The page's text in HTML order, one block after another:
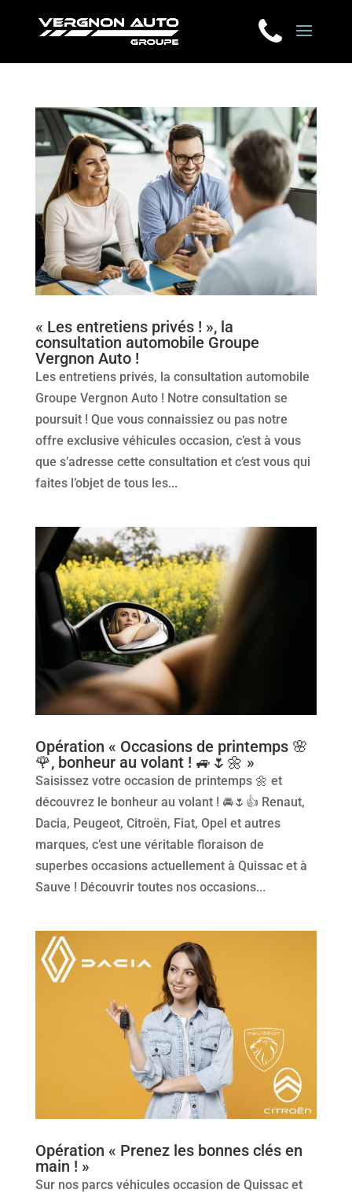
« Les entretiens privés ! », la
consultation automobile Groupe
Vergnon Auto !
Les entretiens privés, la consultation automobile
Groupe Vergnon Auto ! Notre consultation se
poursuit ! Que vous connaissiez ou pas notre
offre exclusive véhicules occasion, c’est à vous
que s’adresse cette consultation et c’est vous qui
faites l’objet de tous les...
Opération « Occasions de printemps 🌸
🌹, bonheur au volant ! 🚙🌷🌼 »
Saisissez votre occasion de printemps 🌼 et
découvrez le bonheur au volant ! 🚘🌷👍 Renaut,
Dacia, Peugeot, Citroën, Fiat, Opel et autres
marques, c’est une véritable floraison de
superbes occasions actuellement à Quissac et à
Sauve ! Découvrir toutes nos occasions...
Opération « Prenez les bonnes clés en
main ! »
Sur nos parcs véhicules occasion de Quissac et